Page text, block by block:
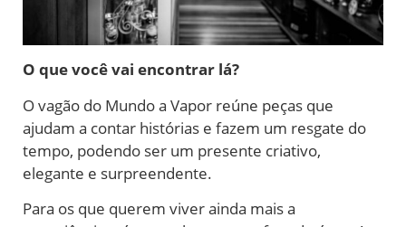
O que você vai encontrar lá?
O vagão do Mundo a Vapor reúne peças que
ajudam a contar histórias e fazem um resgate do
tempo, podendo ser um presente criativo,
elegante e surpreendente.
Para os que querem viver ainda mais a